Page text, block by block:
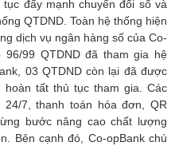
đẩy mạnh chuyển đổi số và
QTDND. Toàn hệ thống hiện
dịch vụ ngân hàng số của Co-
99 QTDND đã tham gia hệ
03 QTDND còn lại đã được
tất thủ tục tham gia. Các
7, thanh toán hóa đơn, QR
bước nâng cao chất lượng
Bên cạnh đó, Co-opBank chú